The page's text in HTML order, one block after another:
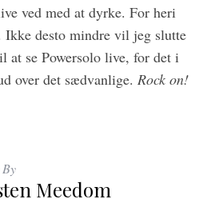
ved med at dyrke. For heri
Ikke desto mindre vil jeg slutte
at se Powersolo live, for det i
over det sædvanlige. Rock on!
Meedom